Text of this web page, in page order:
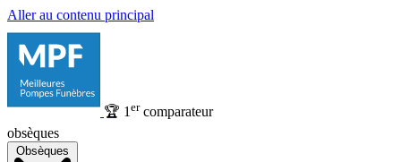
Aller au contenu principal
🏆 1 ercomparateur
obsèques
Obsèques